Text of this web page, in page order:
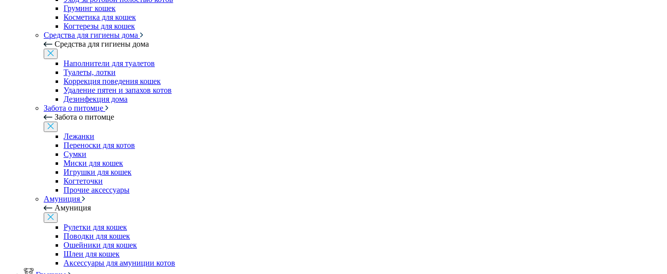
Груминг кошек
Косметика для кошек
Когтерезы для кошек
Средства для гигиены дома
Средства для гигиены дома
Наполнители для туалетов
Туалеты, лотки
Коррекция поведения кошек
Удаление пятен и запахов котов
Дезинфекция дома
Забота о питомце
Забота о питомце
Лежанки
Переноски для котов
Сумки
Миски для кошек
Игрушки для кошек
Когтеточки
Прочие аксессуары
Амуниция
Амуниция
Рулетки для кошек
Поводки для кошек
Ошейники для кошек
Шлеи для кошек
Аксессуары для амуниции котов